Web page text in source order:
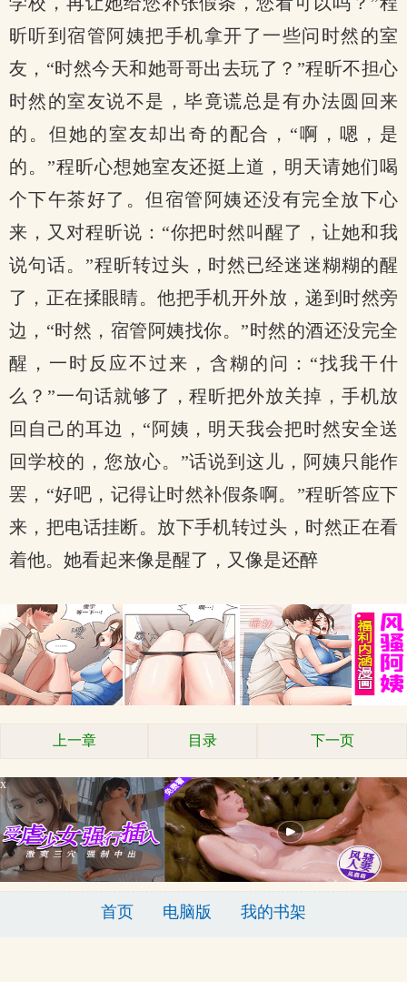
昕听到宿管阿姨把手机拿开了一些问时然的室
友，“时然今天和她哥哥出去玩了？”程昕不担心
时然的室友说不是，毕竟谎总是有办法圆回来
的。但她的室友却出奇的配合，“啊，嗯，是
的。”程昕心想她室友还挺上道，明天请她们喝
个下午茶好了。但宿管阿姨还没有完全放下心
来，又对程昕说：“你把时然叫醒了，让她和我
说句话。”程昕转过头，时然已经迷迷糊糊的醒
了，正在揉眼睛。他把手机开外放，递到时然旁
边，“时然，宿管阿姨找你。”时然的酒还没完全
醒，一时反应不过来，含糊的问：“找我干什
么？”一句话就够了，程昕把外放关掉，手机放
回自己的耳边，“阿姨，明天我会把时然安全送
回学校的，您放心。”话说到这儿，阿姨只能作
罢，“好吧，记得让时然补假条啊。”程昕答应下
来，把电话挂断。放下手机转过头，时然正在看
着他。她看起来像是醒了，又像是还醉
上一章 目录 下一页
x
首页 电脑版 我的书架